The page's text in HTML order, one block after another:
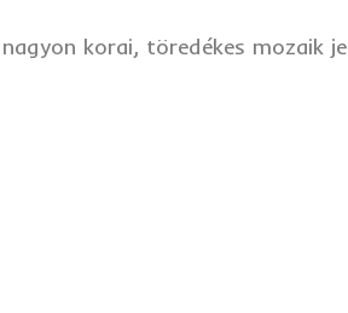
korai, töredékes mozaik